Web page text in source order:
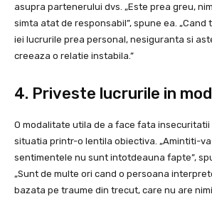
asupra partenerului dvs. „Este prea greu,
simta atat de responsabil”, spune ea.
iei lucrurile prea personal, nesiguranta si
creeaza o relatie instabila.”
4. Priveste lucrurile in
O modalitate utila de a face fata insecuritatii
situatia printr-o lentila obiectiva. „Amintiti-
sentimentele nu sunt intotdeauna fapte”,
„Sunt de multe ori cand o persoana
bazata pe traume din trecut, care nu are